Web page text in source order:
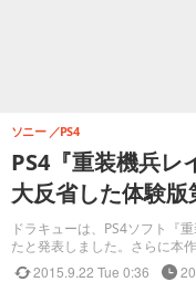
PS4『重装機兵レ
大反省した体験
ドラキューは、PS4ソフト『
たと発表しました。さらに本
ソニー PS4
2015.9.22 Tue 0:36